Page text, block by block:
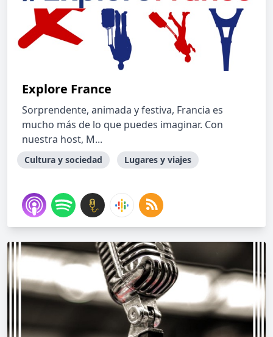
Explore France
Sorprendente, animada y festiva, Francia es
mucho más de lo que puedes imaginar. Con
nuestra host, M...
Cultura y sociedad Lugares y viajes